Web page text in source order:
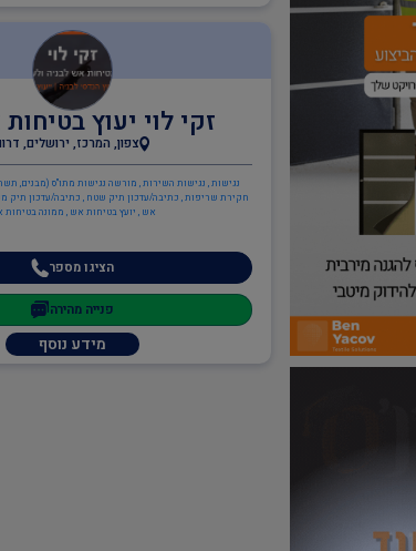
זקי לוי יעוץ
צפון, המרכז, ירושלים,
נגישות , נגישות השירות , מורשה נגישות מתו"ס (מבנים,
חקירת שריפות , כתיבה/עדכון תיק שטח , כתיבה/עדכון תיק
אש , יועץ בטיחות אש , ממונה בטיחות
הציגו מספר
פנייה מהירה
מידע נוסף